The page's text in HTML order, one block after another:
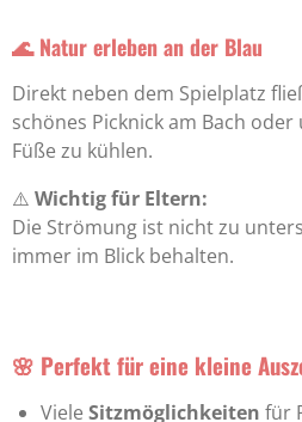
🌊 Natur erleben an der Blau
Direkt neben dem Spielplatz
schönes Picknick am Bach
Füße zu kühlen.
⚠️ Wichtig für Eltern:
Die Strömung ist nicht zu
immer im Blick behalten.
🌸 Perfekt für eine kleine
Viele Sitzmöglichkeiten für